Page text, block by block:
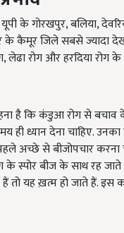
के गोरखपुर, बलिया,
के कैमूर जिले सबसे ज्यादा
लेढा रोग और हरदिया रोग
है कि कंडुआ रोग से
ध्यान देना चाहिए.
अच्छे से बीजोपचार करना
के स्पोर बीज के साथ रह
तो यह ख़त्म हो जाते हैं. इस